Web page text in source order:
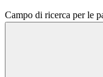
Campo di ricerca per le